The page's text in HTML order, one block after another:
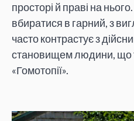
просторі й праві на
вбиратися в гарний, з
часто контрастує з
становищем людини, що
«Гомотопії».